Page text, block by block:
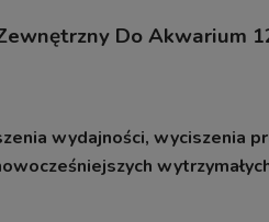
Do Akwarium
wydajności, wyciszenia